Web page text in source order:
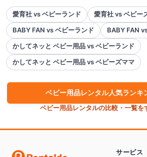
愛育社 vs ベビーランド
愛育社 vs ベビー
BABY FAN vs ベビーランド
BABY FAN
かしてネッと ベビー用品 vs ベビーランド
かしてネッと ベビー用品 vs ベビーズママ
ベビー用品レンタル人気ランキ
ベビー用品レンタルの比較・一覧
サービス